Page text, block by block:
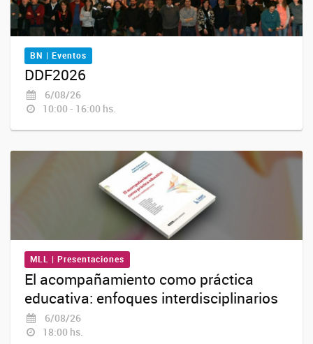
BN | Eventos
DDF2026
6/08/26
10:00 - 16:00 hs.
MLL | Presentaciones
El acompañamiento como práctica
educativa: enfoques interdisciplinarios
6/08/26
18:00 hs.